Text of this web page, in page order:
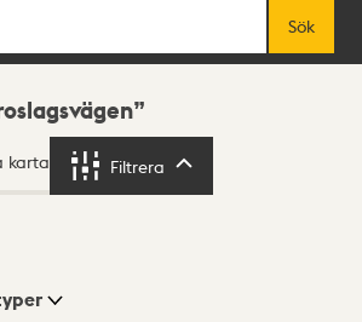
Sök
karta Filtrera